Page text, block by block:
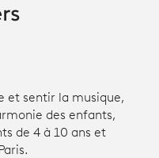
et sentir la musique,
des enfants,
de 4 à 10 ans et